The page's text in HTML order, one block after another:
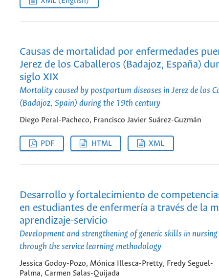
Causas de mortalidad por enfermedades
Jerez de los Caballeros (Badajoz, España)
siglo XIX
Mortality caused by postpartum diseases in Jerez de los
(Badajoz, Spain) during the 19th century
Diego Peral-Pacheco, Francisco Javier Suárez-Guzmán
PDF HTML XML
Desarrollo y fortalecimiento de
en estudiantes de enfermería a través de la
aprendizaje-servicio
Development and strengthening of generic skills in
through the service learning methodology
Jessica Godoy-Pozo, Mónica Illesca-Pretty, Fredy Seguel-
Palma, Carmen Salas-Quijada